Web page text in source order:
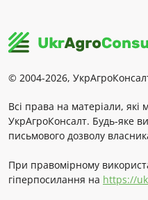
© 2004-2026,
Всі права на матеріали, які
УкрАгроКонсалт. Будь-яке
письмового дозволу
При правомірному
гіперпосилання на https://